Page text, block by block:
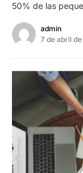
50% de las
admin
7 de abril